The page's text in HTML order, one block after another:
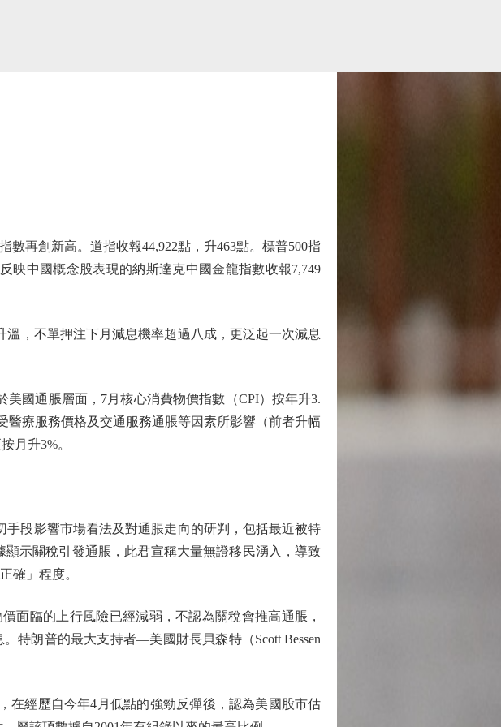
創新高。道指收報44,922點，升463點。標普500指
映中國概念股表現的納斯達克中國金龍指數收報7,749
，不單押注下月減息機率超過八成，更泛起一次減息
國通脹層面，7月核心消費物價指數（CPI）按年升3.
醫療服務價格及交通服務通脹等因素所影響（前者升幅
月升3%。
段影響市場看法及對通脹走向的研判，包括最近被特
顯示關稅引發通脹，此君宣稱大量無證移民湧入，導致
確」程度。
臨的上行風險已經減弱，不認為關稅會推高通脹，
特朗普的最大支持者—美國財長貝森特（Scott Bessen
經歷自今年4月低點的強勁反彈後，認為美國股市估